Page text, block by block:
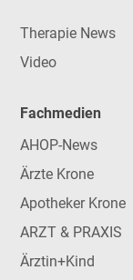
Therapie News
Video
Fachmedien
AHOP-News
Ärzte Krone
Apotheker Krone
ARZT & PRAXIS
Ärztin+Kind